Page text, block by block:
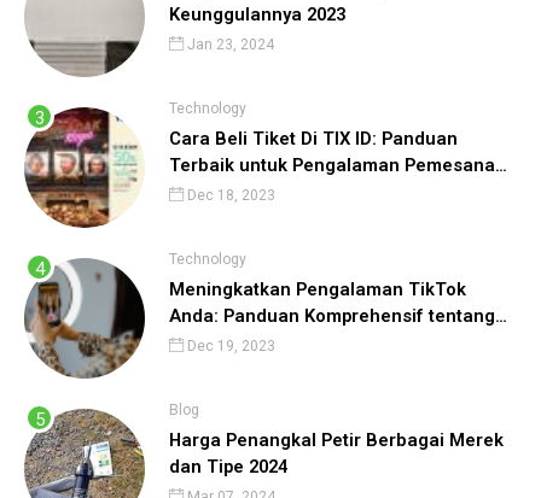
Keunggulannya 2023
Jan 23, 2024
Technology
Cara Beli Tiket Di TIX ID: Panduan
Terbaik untuk Pengalaman Pemesanan
Tiket yang Lancar
Dec 18, 2023
Technology
Meningkatkan Pengalaman TikTok
Anda: Panduan Komprehensif tentang
Cara Menggunakan TikTok
Dec 19, 2023
Blog
Harga Penangkal Petir Berbagai Merek
dan Tipe 2024